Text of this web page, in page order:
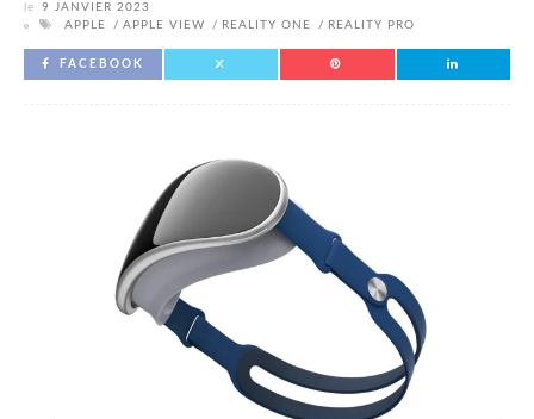
le
9 JANVIER 2023
APPLE
APPLE VIEW REALITY ONE REALITY PRO
FACEBOOK